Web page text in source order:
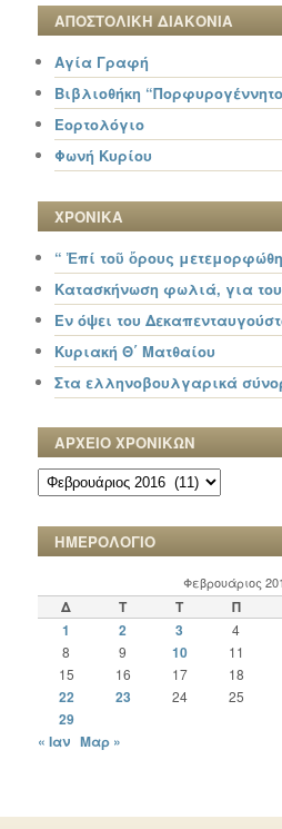
ΑΠΟΣΤΟΛΙΚΗ ΔΙΑΚΟΝΙΑ
Αγία Γραφή
Βιβλιοθήκη
Εορτολόγιο
Φωνή Κυρίου
ΧΡΟΝΙΚΑ
“ Ἐπί τοῦ ὄρους
Κατασκήνωση φωλιά, για
Εν όψει του
Κυριακή Θ΄ Ματθαίου
Στα ελληνοβουλγαρικά
ΑΡΧΕΙΟ ΧΡΟΝΙΚΩΝ
ΑΡΧΕΙΟ
ΧΡΟΝΙΚΩΝ
ΗΜΕΡΟΛΟΓΙΟ
Φεβρουάριος
Δ Τ Τ Π
1
2 3 4
8 9 10 11
15 16 17 18
22
23 24 25
29
« Ιαν Μαρ »